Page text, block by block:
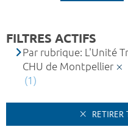
FILTRES ACTIFS
Par rubrique: L'Unité
CHU de Montpellier
(1)
RETIRER